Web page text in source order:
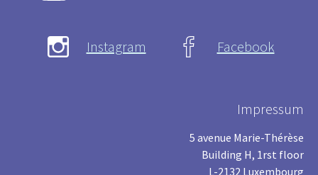
Instagram Facebook
Impressum
5 avenue Marie-Thérèse
Building H, 1rst floor
L-2132 Luxembourg